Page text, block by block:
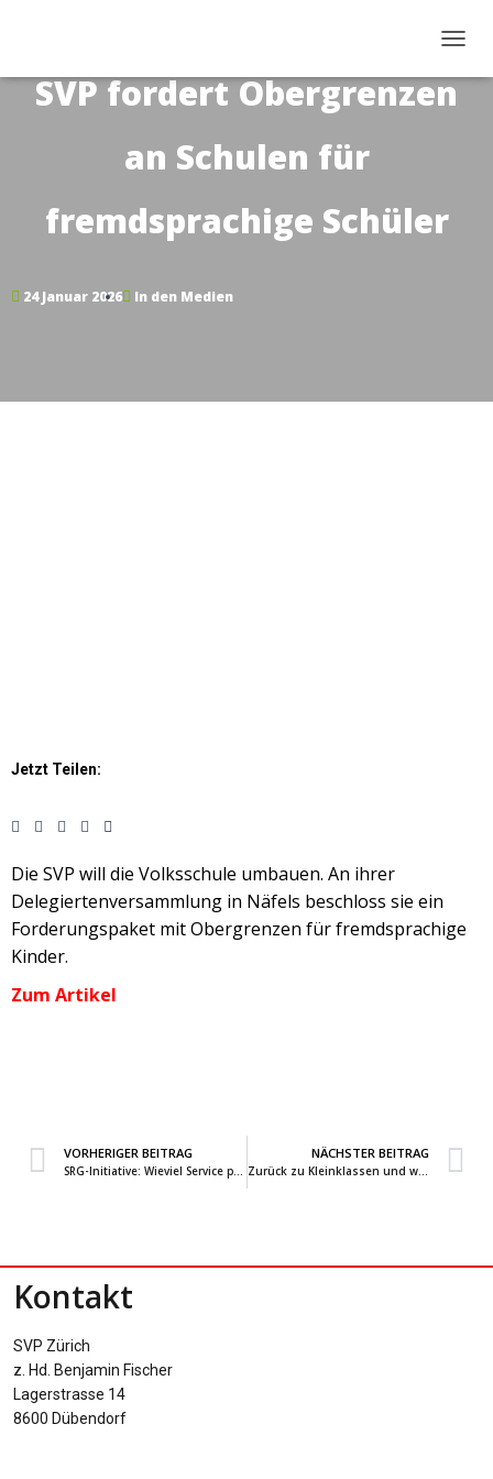
SVP fordert Obergrenzen
an Schulen für
fremdsprachige Schüler
24 Januar 2026 In den Medien
Jetzt Teilen:
Die SVP will die Volksschule umbauen. An ihrer
Delegiertenversammlung in Näfels beschloss sie ein
Forderungspaket mit Obergrenzen für fremdsprachige
Kinder.
Zum Artikel
VORHERIGER BEITRAG
SRG-Initiative: Wieviel Service public braucht die Schweiz?
NÄCHSTER BEITRAG
Zurück zu Kleinklassen und weniger Fremdsprachen: Die SVP erklärt die Schule zum Brennpunkt
Kontakt
SVP Zürich
z. Hd. Benjamin Fischer
Lagerstrasse 14
8600 Dübendorf